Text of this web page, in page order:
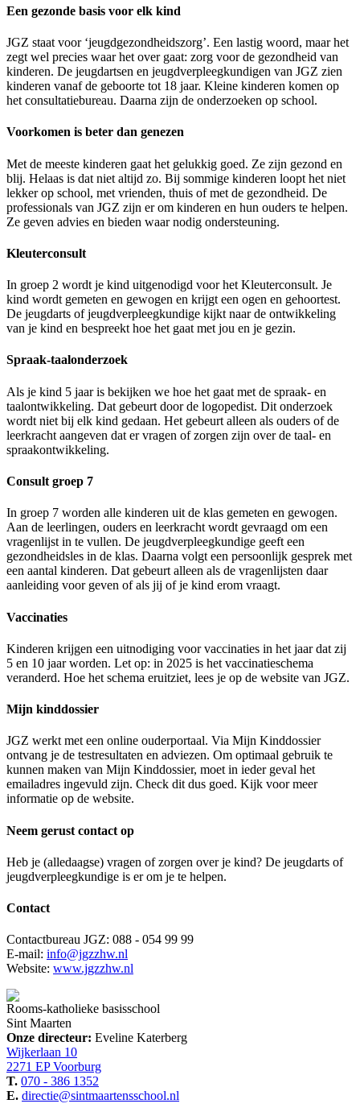
Een gezonde basis voor elk kind
JGZ staat voor ‘jeugdgezondheidszorg’. Een lastig woord, maar het
zegt wel precies waar het over gaat: zorg voor de gezondheid van
kinderen. De jeugdartsen en jeugdverpleegkundigen van JGZ zien
kinderen vanaf de geboorte tot 18 jaar. Kleine kinderen komen op
het consultatiebureau. Daarna zijn de onderzoeken op school.
Voorkomen is beter dan genezen
Met de meeste kinderen gaat het gelukkig goed. Ze zijn gezond en
blij. Helaas is dat niet altijd zo. Bij sommige kinderen loopt het niet
lekker op school, met vrienden, thuis of met de gezondheid. De
professionals van JGZ zijn er om kinderen en hun ouders te helpen.
Ze geven advies en bieden waar nodig ondersteuning.
Kleuterconsult
In groep 2 wordt je kind uitgenodigd voor het Kleuterconsult. Je
kind wordt gemeten en gewogen en krijgt een ogen en gehoortest.
De jeugdarts of jeugdverpleegkundige kijkt naar de ontwikkeling
van je kind en bespreekt hoe het gaat met jou en je gezin.
Spraak-taalonderzoek
Als je kind 5 jaar is bekijken we hoe het gaat met de spraak- en
taalontwikkeling. Dat gebeurt door de logopedist. Dit onderzoek
wordt niet bij elk kind gedaan. Het gebeurt alleen als ouders of de
leerkracht aangeven dat er vragen of zorgen zijn over de taal- en
spraakontwikkeling.
Consult groep 7
In groep 7 worden alle kinderen uit de klas gemeten en gewogen.
Aan de leerlingen, ouders en leerkracht wordt gevraagd om een
vragenlijst in te vullen. De jeugdverpleegkundige geeft een
gezondheidsles in de klas. Daarna volgt een persoonlijk gesprek met
een aantal kinderen. Dat gebeurt alleen als de vragenlijsten daar
aanleiding voor geven of als jij of je kind erom vraagt.
Vaccinaties
Kinderen krijgen een uitnodiging voor vaccinaties in het jaar dat zij
5 en 10 jaar worden. Let op: in 2025 is het vaccinatieschema
veranderd. Hoe het schema eruitziet, lees je op de website van JGZ.
Mijn kinddossier
JGZ werkt met een online ouderportaal. Via Mijn Kinddossier
ontvang je de testresultaten en adviezen. Om optimaal gebruik te
kunnen maken van Mijn Kinddossier, moet in ieder geval het
emailadres ingevuld zijn. Check dit dus goed. Kijk voor meer
informatie op de website.
Neem gerust contact op
Heb je (alledaagse) vragen of zorgen over je kind? De jeugdarts of
jeugdverpleegkundige is er om je te helpen.
Contact
Contactbureau JGZ: 088 - 054 99 99
E-mail: info@jgzzhw.nl
Website: www.jgzzhw.nl
Rooms-katholieke basisschool
Sint Maarten
Onze directeur: Eveline Katerberg
Wijkerlaan 10
2271 EP Voorburg
T. 070 - 386 1352
E. directie@sintmaartensschool.nl